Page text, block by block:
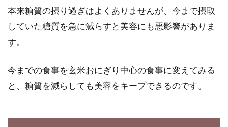
本来糖質の摂り過ぎはよくありませんが、今まで摂取
していた糖質を急に減らすと美容にも悪影響がありま
す。
今までの食事を玄米おにぎり中心の食事に変えてみる
と、糖質を減らしても美容をキープできるのです。